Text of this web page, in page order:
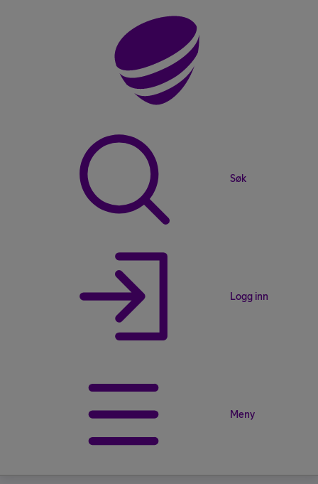
Søk
Logg inn
Meny